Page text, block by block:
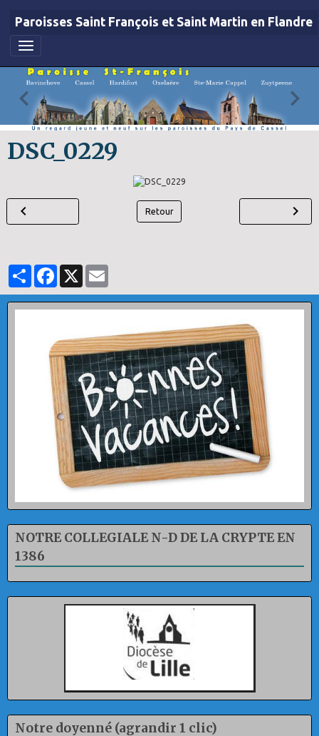
Paroisses Saint François et Saint Martin en Flandre
DSC_0229
Retour
PartagerFacebook
NOTRE COLLEGIALE N-D DE LA CRYPTE EN
1386
Notre doyenné (agrandir 1 clic)